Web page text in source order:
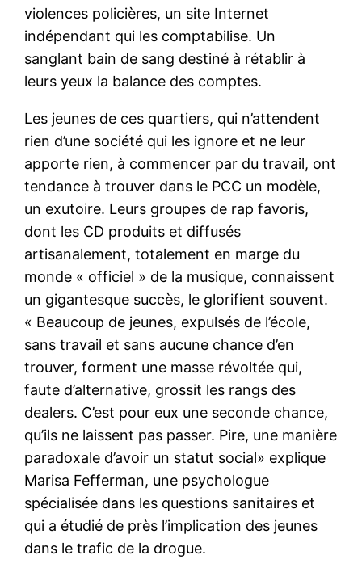
violences policières, un site Internet
indépendant qui les comptabilise. Un
sanglant bain de sang destiné à rétablir à
leurs yeux la balance des comptes.
Les jeunes de ces quartiers, qui n’attendent
rien d’une société qui les ignore et ne leur
apporte rien, à commencer par du travail, ont
tendance à trouver dans le PCC un modèle,
un exutoire. Leurs groupes de rap favoris,
dont les CD produits et diffusés
artisanalement, totalement en marge du
monde « officiel » de la musique, connaissent
un gigantesque succès, le glorifient souvent.
« Beaucoup de jeunes, expulsés de l’école,
sans travail et sans aucune chance d’en
trouver, forment une masse révoltée qui,
faute d’alternative, grossit les rangs des
dealers. C’est pour eux une seconde chance,
qu’ils ne laissent pas passer. Pire, une manière
paradoxale d’avoir un statut social» explique
Marisa Fefferman, une psychologue
spécialisée dans les questions sanitaires et
qui a étudié de près l’implication des jeunes
dans le trafic de la drogue.